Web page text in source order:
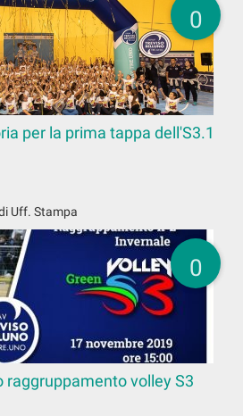
0
per la prima tappa dell'S3.1
Uff. Stampa
0
raggruppamento volley S3